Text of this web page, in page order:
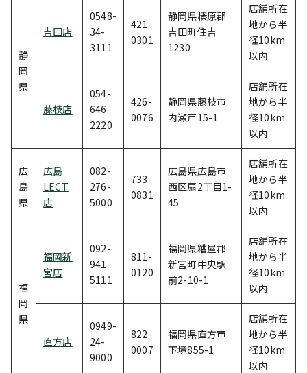
静
岡
県
吉田店
0548-
34-
3111
421-
0301
静岡県榛原郡
吉田町住吉
1230
店舗所在
地から半
径10km
以内
藤枝店
054-
646-
2220
426-
0076
静岡県藤枝市
内瀬戸15-1
店舗所在
地から半
径10km
以内
広
島
県
広島
LECT
店
082-
276-
5000
733-
0831
広島県広島市
西区扇2丁目1-
45
店舗所在
地から半
径10km
以内
福
岡
県
福岡新
宮店
092-
941-
5111
811-
0120
福岡県糟屋郡
新宮町中央駅
前2-10-1
店舗所在
地から半
径10km
以内
直方店
0949-
24-
9000
822-
0007
福岡県直方市
下境855-1
店舗所在
地から半
径10km
以内